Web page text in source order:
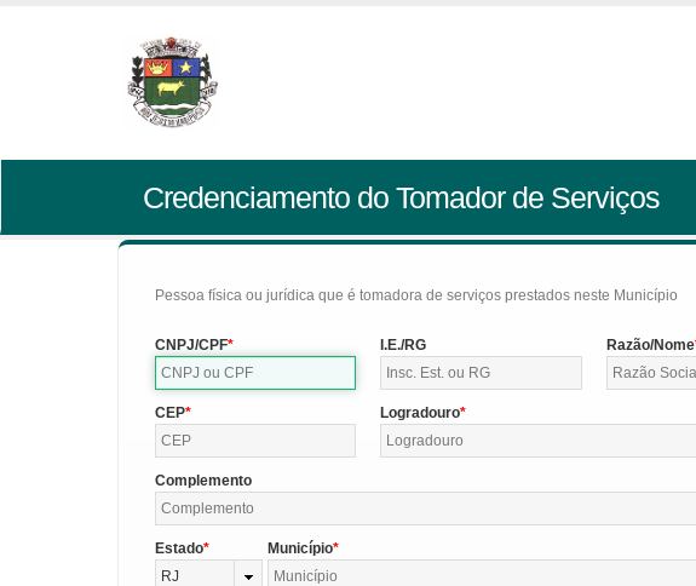
Credenciamento do Tomador de Serviços
Pessoa física ou jurídica que é tomadora de serviços prestados neste Município
CNPJ/CPF I.E./RG Razão/Nome
CEP Logradouro
Complemento
Estado
RJ
Município